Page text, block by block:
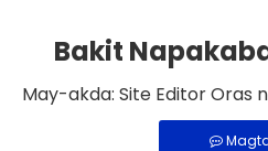
Bakit
May-akda: Site Editor Oras